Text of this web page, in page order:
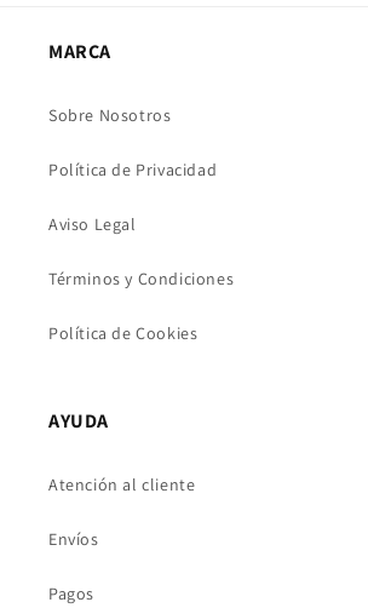
MARCA
Sobre Nosotros
Política de Privacidad
Aviso Legal
Términos y Condiciones
Política de Cookies
AYUDA
Atención al cliente
Envíos
Pagos